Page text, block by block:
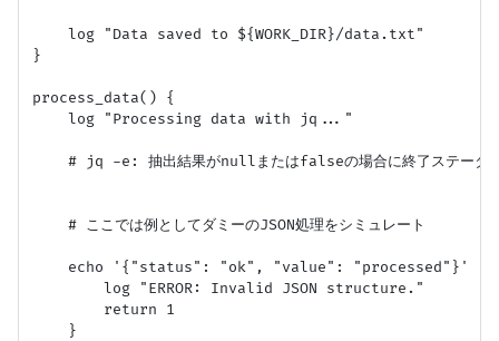
    log "Data saved to ${WORK_DIR}/data.txt"
}
process_data() {
    log "Processing data with jq..."
# jq -e: 抽出結果がnullまたはfalseの場合に終了ステータ
    # ここでは例としてダミーのJSON処理をシミュレート
echo '{"status": "ok", "value": "processed"}' |
        log "ERROR: Invalid JSON structure."
        return 1
    }